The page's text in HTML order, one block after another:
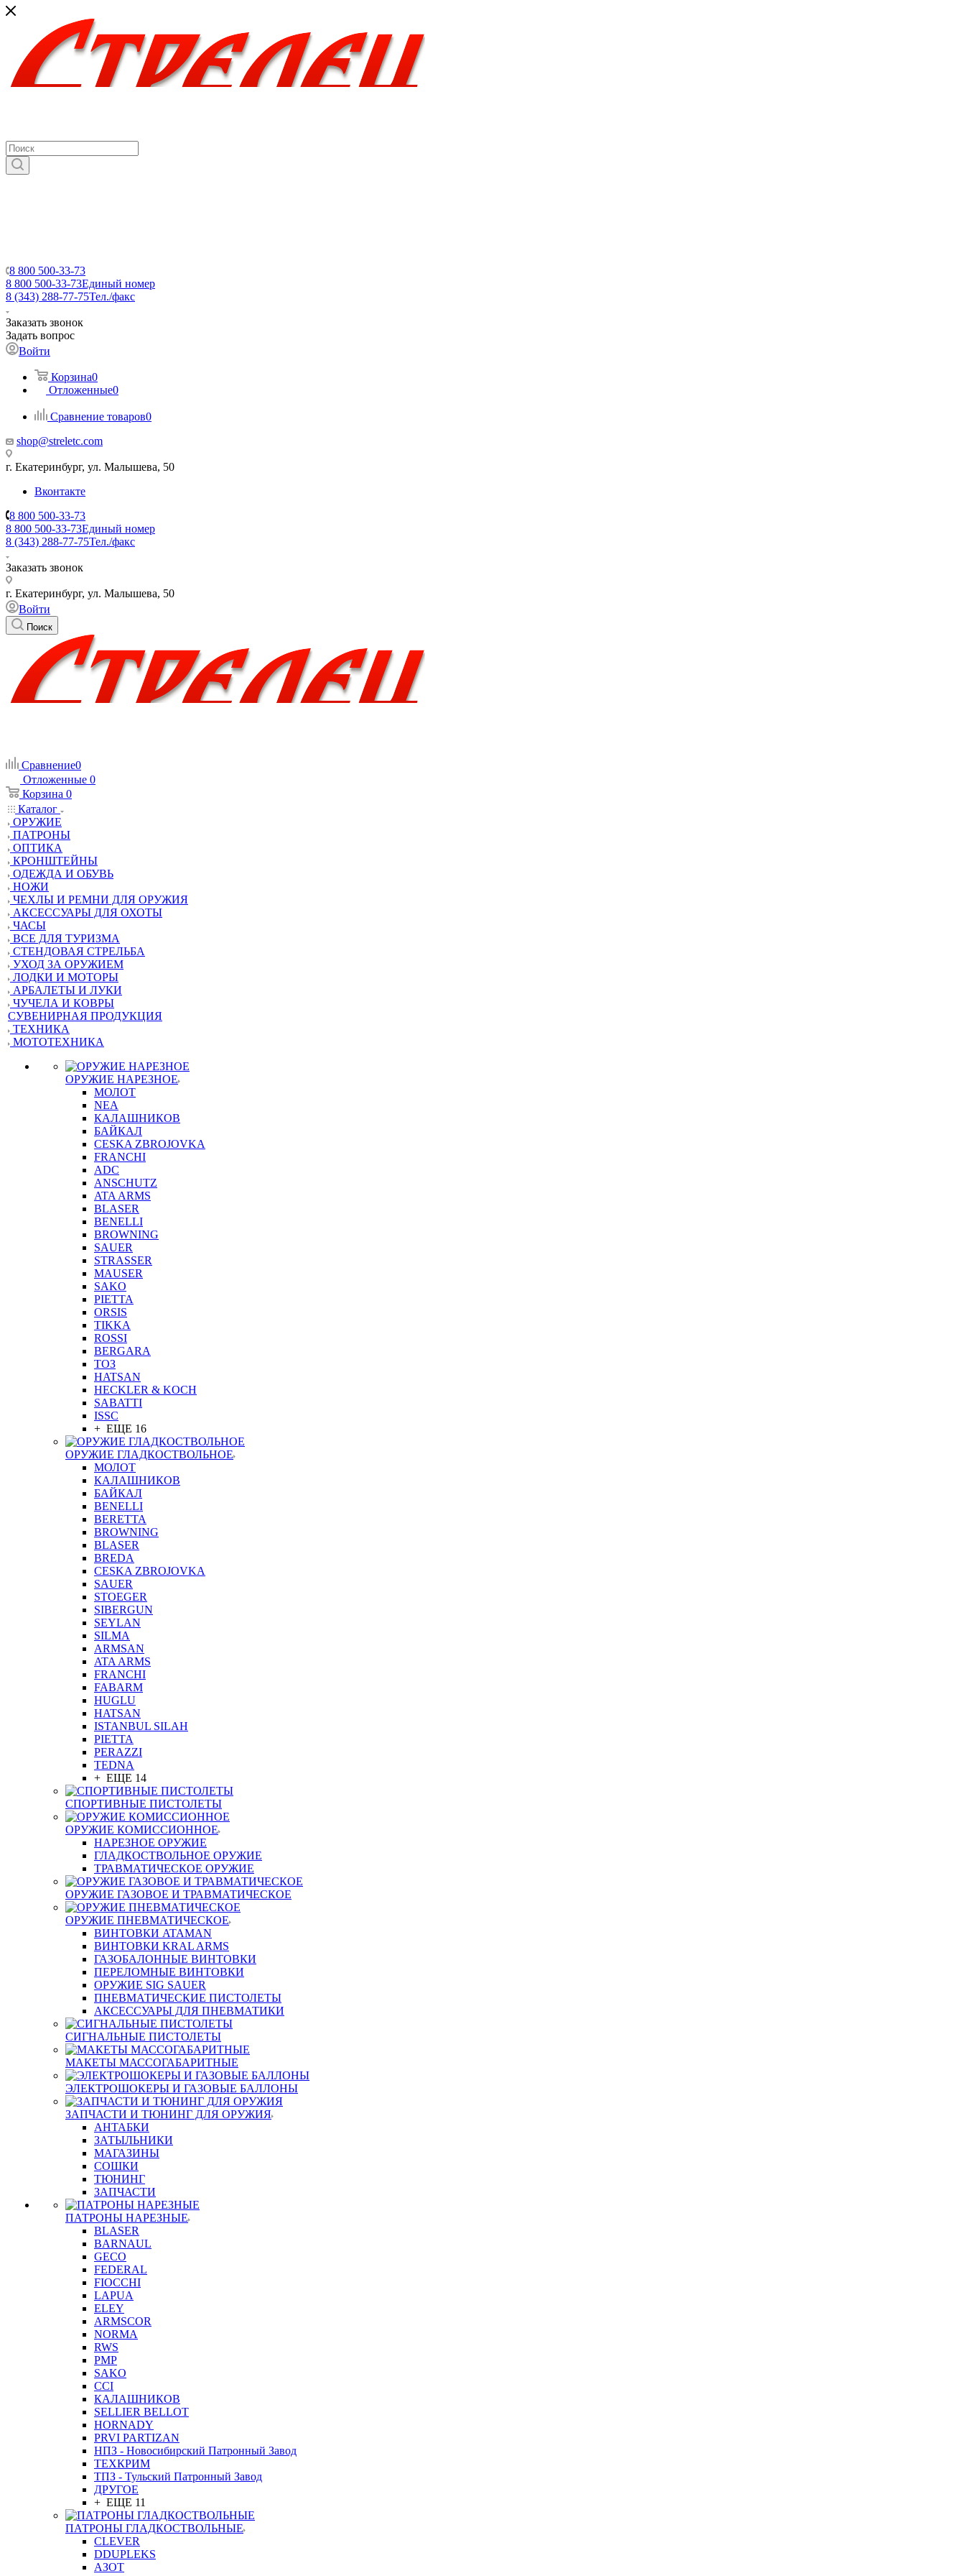
8 800 500-33-73
8 800 500-33-73Единый номер
8 (343) 288-77-75Тел./факс
Заказать звонок
Задать вопрос
Войти
Корзина0
Отложенные0
Сравнение товаров0
shop@streletc.com
г. Екатеринбург, ул. Малышева, 50
Вконтакте
8 800 500-33-73
8 800 500-33-73Единый номер
8 (343) 288-77-75Тел./факс
Заказать звонок
г. Екатеринбург, ул. Малышева, 50
Войти
Поиск
Сравнение0
Отложенные 0
Корзина 0
Каталог
ОРУЖИЕ
ПАТРОНЫ
ОПТИКА
КРОНШТЕЙНЫ
ОДЕЖДА И ОБУВЬ
НОЖИ
ЧЕХЛЫ И РЕМНИ ДЛЯ ОРУЖИЯ
АКСЕССУАРЫ ДЛЯ ОХОТЫ
ЧАСЫ
ВСЕ ДЛЯ ТУРИЗМА
СТЕНДОВАЯ СТРЕЛЬБА
УХОД ЗА ОРУЖИЕМ
ЛОДКИ И МОТОРЫ
АРБАЛЕТЫ И ЛУКИ
ЧУЧЕЛА И КОВРЫ
СУВЕНИРНАЯ ПРОДУКЦИЯ
ТЕХНИКА
МОТОТЕХНИКА
ОРУЖИЕ НАРЕЗНОЕ
МОЛОТ
NEA
КАЛАШНИКОВ
БАЙКАЛ
CESKA ZBROJOVKA
FRANCHI
ADC
ANSCHUTZ
ATA ARMS
BLASER
BENELLI
BROWNING
SAUER
STRASSER
MAUSER
SAKO
PIETTA
ORSIS
TIKKA
ROSSI
BERGARA
ТОЗ
HATSAN
HECKLER & KOCH
SABATTI
ISSC
+ ЕЩЕ 16
ОРУЖИЕ ГЛАДКОСТВОЛЬНОЕ
МОЛОТ
КАЛАШНИКОВ
БАЙКАЛ
BENELLI
BERETTA
BROWNING
BLASER
BREDA
CESKA ZBROJOVKA
SAUER
STOEGER
SIBERGUN
SEYLAN
SILMA
ARMSAN
ATA ARMS
FRANCHI
FABARM
HUGLU
HATSAN
ISTANBUL SILAH
PIETTA
PERAZZI
TEDNA
+ ЕЩЕ 14
СПОРТИВНЫЕ ПИСТОЛЕТЫ
ОРУЖИЕ КОМИССИОННОЕ
НАРЕЗНОЕ ОРУЖИЕ
ГЛАДКОСТВОЛЬНОЕ ОРУЖИЕ
ТРАВМАТИЧЕСКОЕ ОРУЖИЕ
ОРУЖИЕ ГАЗОВОЕ И ТРАВМАТИЧЕСКОЕ
ОРУЖИЕ ПНЕВМАТИЧЕСКОЕ
ВИНТОВКИ ATAMAN
ВИНТОВКИ KRAL ARMS
ГАЗОБАЛОННЫЕ ВИНТОВКИ
ПЕРЕЛОМНЫЕ ВИНТОВКИ
ОРУЖИЕ SIG SAUER
ПНЕВМАТИЧЕСКИЕ ПИСТОЛЕТЫ
АКСЕССУАРЫ ДЛЯ ПНЕВМАТИКИ
СИГНАЛЬНЫЕ ПИСТОЛЕТЫ
МАКЕТЫ МАССОГАБАРИТНЫЕ
ЭЛЕКТРОШОКЕРЫ И ГАЗОВЫЕ БАЛЛОНЫ
ЗАПЧАСТИ И ТЮНИНГ ДЛЯ ОРУЖИЯ
АНТАБКИ
ЗАТЫЛЬНИКИ
МАГАЗИНЫ
СОШКИ
ТЮНИНГ
ЗАПЧАСТИ
ПАТРОНЫ НАРЕЗНЫЕ
BLASER
BARNAUL
GEСO
FEDERAL
FIOCCHI
LAPUA
ELEY
ARMSCOR
NORMA
RWS
PMP
SAKO
CCI
КАЛАШНИКОВ
SELLIER BELLOT
HORNADY
PRVI PARTIZAN
НПЗ - Новосибирский Патронный Завод
ТЕХКРИМ
ТПЗ - Тульский Патронный Завод
ДРУГОЕ
+ ЕЩЕ 11
ПАТРОНЫ ГЛАДКОСТВОЛЬНЫЕ
CLEVER
DDUPLEKS
АЗОТ